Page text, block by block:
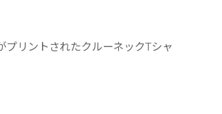
プリントされたクルーネックTシャ